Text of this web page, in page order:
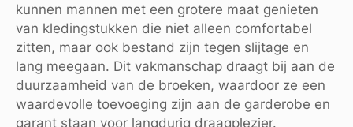
kunnen mannen met een grotere maat genieten
van kledingstukken die niet alleen comfortabel
zitten, maar ook bestand zijn tegen slijtage en
lang meegaan. Dit vakmanschap draagt bij aan de
duurzaamheid van de broeken, waardoor ze een
waardevolle toevoeging zijn aan de garderobe en
garant staan voor langdurig draagplezier.